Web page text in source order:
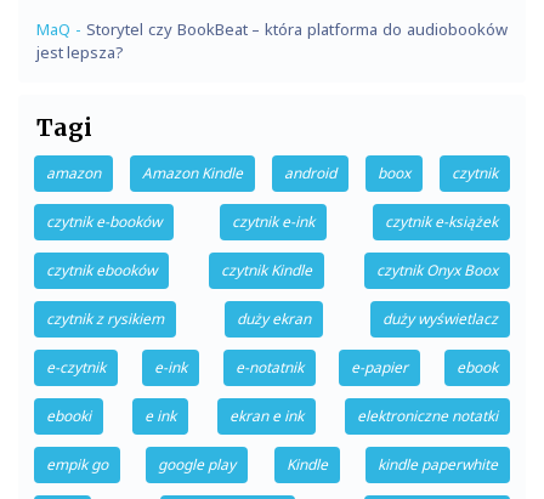
MaQ - Storytel czy BookBeat – która platforma do audiobooków
jest lepsza?
Tagi
amazon Amazon Kindle android boox czytnik
czytnik e-booków czytnik e-ink czytnik e-książek
czytnik ebooków czytnik Kindle czytnik Onyx Boox
czytnik z rysikiem duży ekran duży wyświetlacz
e-czytnik e-ink e-notatnik e-papier ebook
ebooki e ink ekran e ink elektroniczne notatki
empik go google play Kindle kindle paperwhite